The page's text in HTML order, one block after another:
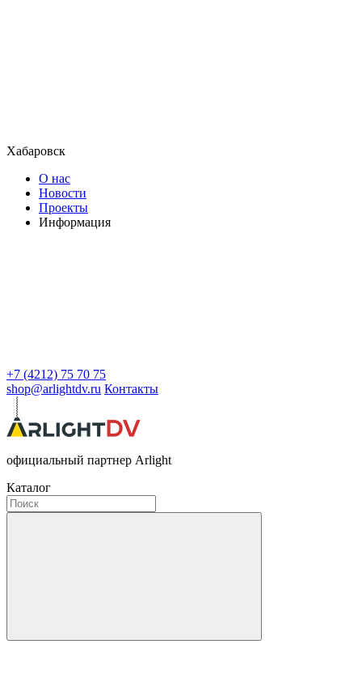
Хабаровск
О нас
Новости
Проекты
Информация
+7 (4212) 75 70 75
shop@arlightdv.ru Контакты
официальный партнер Arlight
Каталог